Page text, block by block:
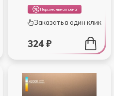
Персональная цена
Заказать в один клик
324 ₽